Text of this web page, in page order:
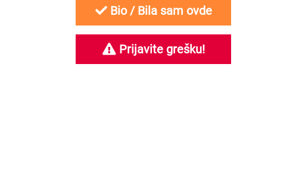
Bio / Bila sam ovde
Prijavite grešku!